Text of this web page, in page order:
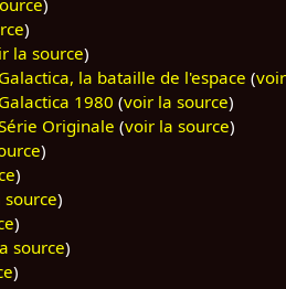
)
)
la source)
la bataille de l'espace (
1980 (voir la source)
Originale (voir la source)
)
)
source)
)
source)
)